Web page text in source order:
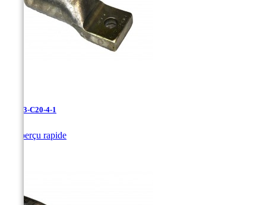
LAN-3-C20-4-1
Aperçu rapide